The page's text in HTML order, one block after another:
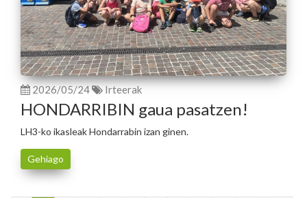
2026/05/24 Irteerak
HONDARRIBIN gaua pasatzen!
LH3-ko ikasleak Hondarrabin izan ginen.
Gehiago